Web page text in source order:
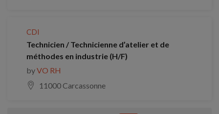
CDI
Technicien / Technicienne d’atelier et de
méthodes en industrie (H/F)
byVO RH
11000 Carcassonne